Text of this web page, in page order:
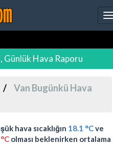
Günlük Hava Raporu
Van Bugünkü Hava
hava sıcaklığın 18.1 °Cve
olması beklenirken ortalama